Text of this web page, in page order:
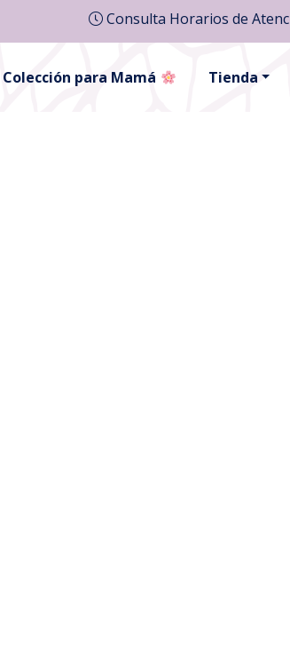
Consulta Horarios de
Colección para Mamá Tienda